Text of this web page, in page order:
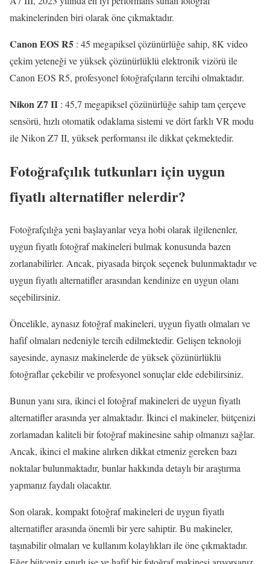
makinelerinden biri olarak öne çıkmaktadır.
Canon EOS R5 : 45 megapiksel çözünürlüğe sahip, 8K video
çekim yeteneği ve yüksek çözünürlüklü elektronik vizörü ile
Canon EOS R5, profesyonel fotoğrafçıların tercihi olmaktadır.
Nikon Z7 II : 45,7 megapiksel çözünürlüğe sahip tam çerçeve
sensörü, hızlı otomatik odaklama sistemi ve dört farklı VR modu
ile Nikon Z7 II, yüksek performansı ile dikkat çekmektedir.
Fotoğrafçılık tutkunları için uygun
fiyatlı alternatifler nelerdir?
Fotoğrafçılığa yeni başlayanlar veya hobi olarak ilgilenenler,
uygun fiyatlı fotoğraf makineleri bulmak konusunda bazen
zorlanabilirler. Ancak, piyasada birçok seçenek bulunmaktadır ve
uygun fiyatlı alternatifler arasından kendinize en uygun olanı
seçebilirsiniz.
Öncelikle, aynasız fotoğraf makineleri, uygun fiyatlı olmaları ve
hafif olmaları nedeniyle tercih edilmektedir. Gelişen teknoloji
sayesinde, aynasız makinelerde de yüksek çözünürlüklü
fotoğraflar çekebilir ve profesyonel sonuçlar elde edebilirsiniz.
Bunun yanı sıra, ikinci el fotoğraf makineleri de uygun fiyatlı
alternatifler arasında yer almaktadır. İkinci el makineler, bütçenizi
zorlamadan kaliteli bir fotoğraf makinesine sahip olmanızı sağlar.
Ancak, ikinci el makine alırken dikkat etmeniz gereken bazı
noktalar bulunmaktadır, bunlar hakkında detaylı bir araştırma
yapmanız faydalı olacaktır.
Son olarak, kompakt fotoğraf makineleri de uygun fiyatlı
alternatifler arasında önemli bir yere sahiptir. Bu makineler,
taşınabilir olmaları ve kullanım kolaylıkları ile öne çıkmaktadır.